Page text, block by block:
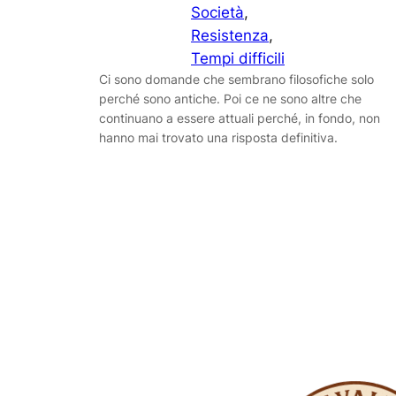
Società
Resistenza
Tempi difficili
Ci sono domande che sembrano filosofiche solo
perché sono antiche. Poi ce ne sono altre che
continuano a essere attuali perché, in fondo, non
hanno mai trovato una risposta definitiva.